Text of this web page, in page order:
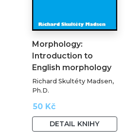
Morphology:
Introduction to
English morphology
for…
Richard Skultéty Madsen,
Ph.D.
50 Kč
DETAIL KNIHY